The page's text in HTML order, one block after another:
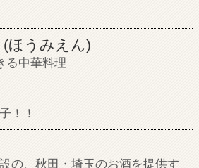
(ほうみえん)
る中華料理
！！
の、秋田・埼玉のお酒を提供す